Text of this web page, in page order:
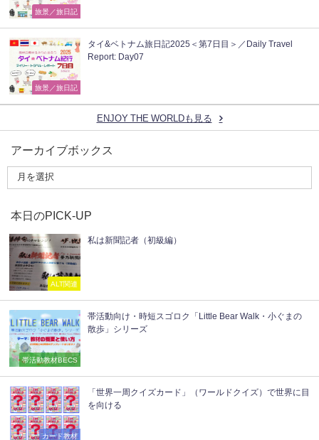
旅景／旅日記
旅景／旅日記
タイ&ベトナム旅日記2025＜第7日目＞／Daily Travel
Report: Day07
ENJOY THE WORLDも見る
アーカイブボックス
本日のPICK-UP
ALT関連
私は新聞記者（初級編）
帯活動教材BECS
帯活動向け・時短スゴロク「Little Bear Walk・小ぐまの
散歩」シリーズ
カード教材
「世界一周クイズカード」（ワールドクイズ）で世界に目
を向ける